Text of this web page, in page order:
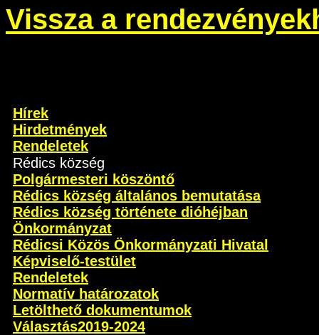
Vissza a
Hírek
Hirdetmények
Rendeletek
Rédics község
Polgármesteri köszöntő
Rédics község általános bemutatása
Rédics község története dióhéjban
Önkormányzat
Rédicsi Közös Önkormányzati Hivatal
Képviselő-testület
Rendeletek
Normatív határozatok
Letölthető dokumentumok
Választás2019-2024